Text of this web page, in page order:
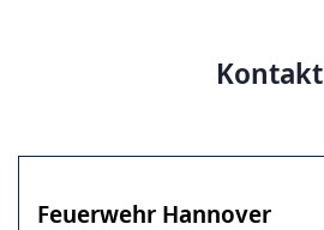
Kontakt
Feuerwehr Hannover